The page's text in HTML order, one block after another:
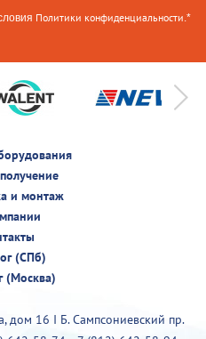
Политики конфиденциальности .*
и монтаж
(СПб)
(Москва)
дом 16 I Б. Сампсониевский пр.